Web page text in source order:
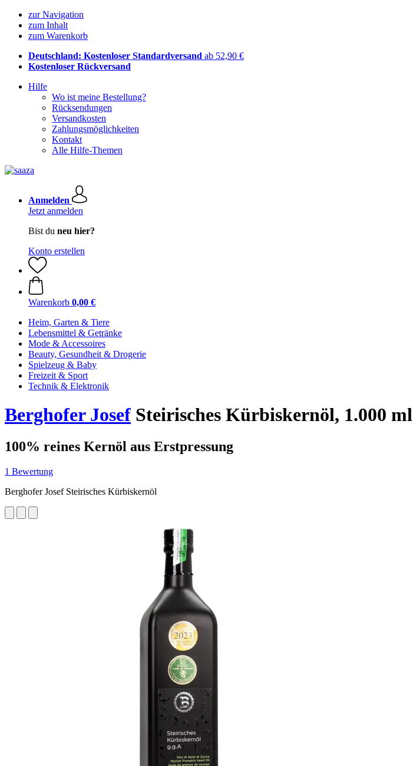
zur Navigation
zum Inhalt
zum Warenkorb
Deutschland: Kostenloser Standardversand ab 52,90 €
Kostenloser Rückversand
Hilfe
Wo ist meine Bestellung?
Rücksendungen
Versandkosten
Zahlungsmöglichkeiten
Kontakt
Alle Hilfe-Themen
Anmelden
Jetzt anmelden
Bist du neu hier?
Konto erstellen
Warenkorb 0,00 €
Heim, Garten & Tiere
Lebensmittel & Getränke
Mode & Accessoires
Beauty, Gesundheit & Drogerie
Spielzeug & Baby
Freizeit & Sport
Technik & Elektronik
Berghofer Josef Steirisches Kürbiskernöl, 1.000 ml
100% reines Kernöl aus Erstpressung
1 Bewertung
Berghofer Josef Steirisches Kürbiskernöl